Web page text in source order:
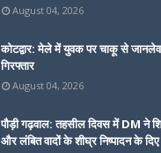
August 04, 2026
कोटद्वार: मेले में युवक पर चाकू से
गिरफ्तार
August 04, 2026
पौड़ी गढ़वाल: तहसील दिवस में DM ने
और लंबित वादों के शीघ्र निष्पादन के दिए